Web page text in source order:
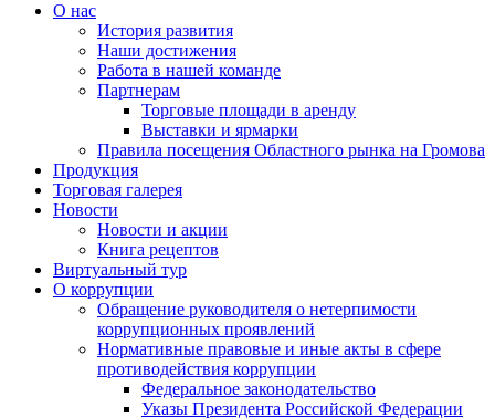
О нас
История развития
Наши достижения
Работа в нашей команде
Партнерам
Торговые площади в аренду
Выставки и ярмарки
Правила посещения Областного рынка на Громова
Продукция
Торговая галерея
Новости
Новости и акции
Книга рецептов
Виртуальный тур
О коррупции
Обращение руководителя о нетерпимости
коррупционных проявлений
Нормативные правовые и иные акты в сфере
противодействия коррупции
Федеральное законодательство
Указы Президента Российской Федерации